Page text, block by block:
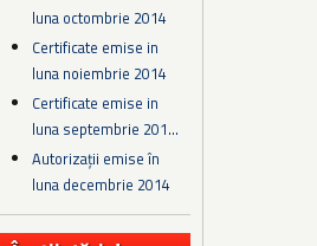
luna octombrie 2014
Certificate emise in
luna noiembrie 2014
Certificate emise in
luna septembrie 201...
Autorizații emise în
luna decembrie 2014